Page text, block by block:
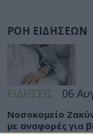
ΡΟΗ ΕΙΔΗΣΕΩΝ
ΕΙΔΗΣΕΙΣ 06
Νοσοκομείο
με αναφορές για